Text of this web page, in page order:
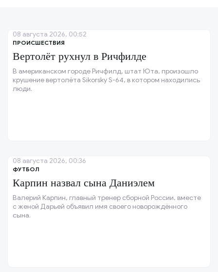
ПРОИСШЕСТВИЯ
Вертолёт рухнул в Ричфилде
В американском городе Ричфилд, штат Юта, произошло
крушение вертолёта Sikorsky S-64, в котором находились
люди.
08 августа 2026, 00:52
ФУТБОЛ
Карпин назвал сына Даниэлем
Валерий Карпин, главный тренер сборной России, вместе
с женой Дарьей объявил имя своего новорождённого
сына.
08 августа 2026, 00:36